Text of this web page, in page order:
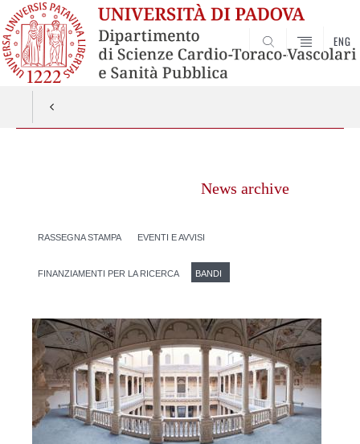
SEARCH
ENG
News archive
RASSEGNA STAMPA EVENTI E AVVISI
FINANZIAMENTI PER LA RICERCA BANDI